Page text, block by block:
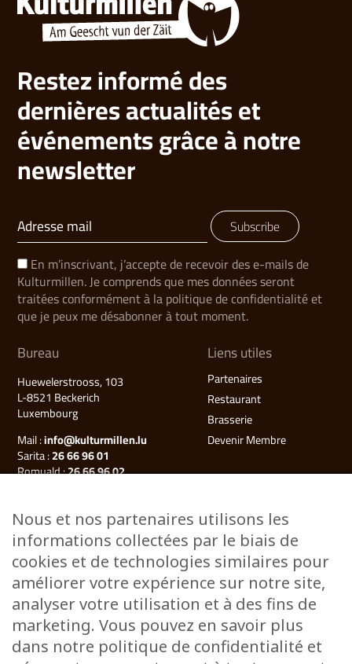
Restez informé des
dernières actualités et
événements grâce à notre
newsletter
Subscribe
En m’inscrivant, j’accepte de recevoir des e-mails de
Kulturmillen. Je comprends que mes données seront
traitées conformément à la politique de confidentialité et
que je peux me désabonner à tout moment.
Bureau
Huewelerstrooss, 103
L-8521 Beckerich
Luxembourg
Mail :info@kulturmillen.lu
Sarita :26 66 96 01
Romuald :26 66 96 02
Liens utiles
Partenaires
Restaurant
Brasserie
Devenir Membre
Plan du site
Kulturmillen
Musée des énergies
Millegalerie
Évènements
Ateliers & Cours
Stages
Nous et nos partenaires utilisons les
informations collectées par le biais de
cookies et de technologies similaires pour
améliorer votre expérience sur notre site,
analyser votre utilisation et à des fins de
marketing. Vous pouvez en savoir plus
dans notre politique de confidentialité et